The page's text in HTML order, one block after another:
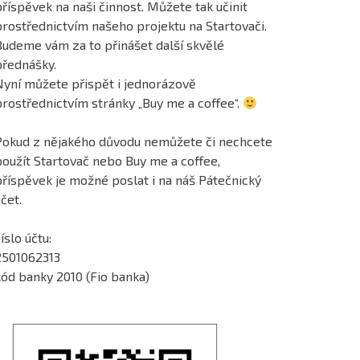
na naši činnost. Můžete tak učinit
našeho projektu na Startovači.
vám za to přinášet další skvělé
můžete přispět i jednorázově
stránky „Buy me a coffee“.
z nějakého důvodu nemůžete či nechcete
Startovač nebo Buy me a coffee,
je možné poslat i na náš Pátečnický
účtu:
banky 2010 (Fio banka)